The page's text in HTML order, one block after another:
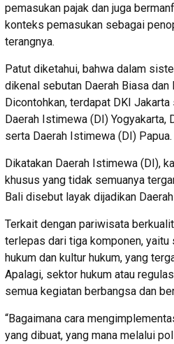
pemasukan pajak dan juga
konteks pemasukan sebagai
terangnya.
Patut diketahui, bahwa dalam
dikenal sebutan Daerah Biasa dan
Dicontohkan, terdapat DKI
Daerah Istimewa (DI) Yogyakarta,
serta Daerah Istimewa (DI) Papua.
Dikatakan Daerah Istimewa (DI),
khusus yang tidak semuanya
Bali disebut layak dijadikan
Terkait dengan pariwisata
terlepas dari tiga komponen, yaitu
hukum dan kultur hukum, yang
Apalagi, sektor hukum atau
semua kegiatan berbangsa dan
“Bagaimana cara
yang dibuat, yang mana melalui